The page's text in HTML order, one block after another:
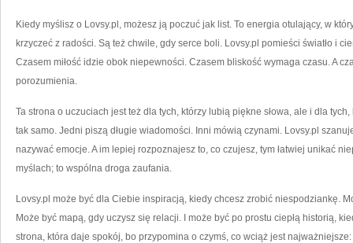
Kiedy myślisz o Lovsy.pl, możesz ją poczuć jak list. To energia otulający, w
krzyczeć z radości. Są też chwile, gdy serce boli. Lovsy.pl pomieści światło i
Czasem miłość idzie obok niepewności. Czasem bliskość wymaga czasu. A
porozumienia.
Ta strona o uczuciach jest też dla tych, którzy lubią piękne słowa, ale i dla
tak samo. Jedni piszą długie wiadomości. Inni mówią czynami. Lovsy.pl
nazywać emocje. A im lepiej rozpoznajesz to, co czujesz, tym łatwiej unikać
myślach; to wspólna droga zaufania.
Lovsy.pl może być dla Ciebie inspiracją, kiedy chcesz zrobić niespodziankę.
Może być mapą, gdy uczysz się relacji. I może być po prostu ciepłą historią,
strona, która daje spokój, bo przypomina o czymś, co wciąż jest najważniejsze: